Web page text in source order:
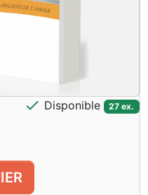
check Disponible 27 ex.